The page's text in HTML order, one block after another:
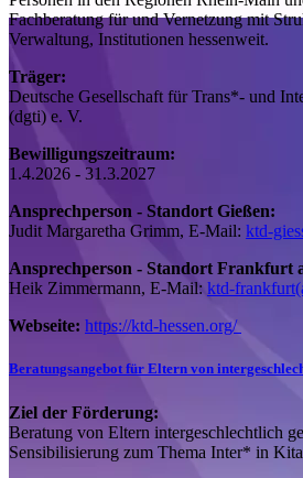
Fachberatung für und Vernetzung mit
Verwaltung, Institutionen hessenweit.
Träger:
Deutsche Gesellschaft für Trans*- und
(dgti) e. V.
Bewilligungszeitraum:
1.4.2026 - 31.3.2027
Ansprechperson - Standort Gießen:
Judit Margaretha Grimm, E-Mail: ktd-
Ansprechperson - Standort Frankfurt
Heik Zimmermann, E-Mail: ktd-
Webseite: https://ktd-hessen.org/
Beratungsangebot für Eltern von
Ziel der Förderung:
Beratung von Eltern intergeschlechtlich
Sensibilisierung zum Thema Inter* in